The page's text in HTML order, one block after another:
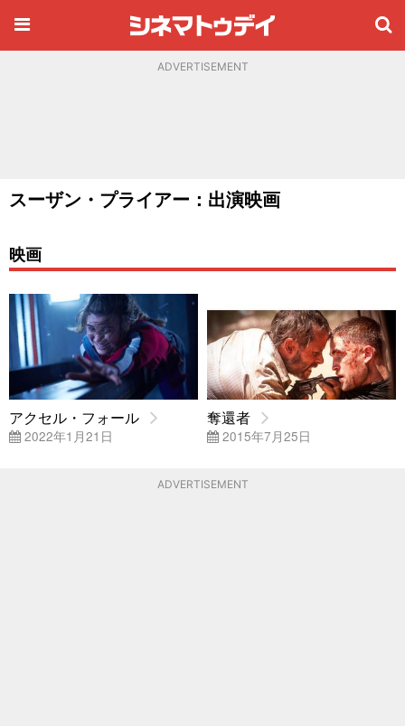
ADVERTISEMENT
スーザン・プライアー：出演映画
映画
アクセル・フォール
2022年1月21日
奪還者
2015年7月25日
ADVERTISEMENT